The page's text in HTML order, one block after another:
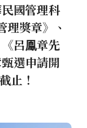
民國管理科
理獎章》、
呂鳯章先
選申請開
止！